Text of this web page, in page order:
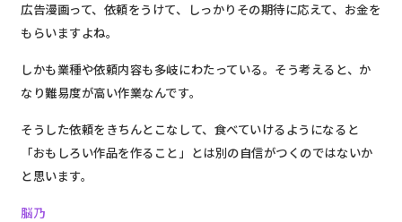
広告漫画って、依頼をうけて、しっかりその期待に応えて、お金を
もらいますよね。
しかも業種や依頼内容も多岐にわたっている。そう考えると、か
なり難易度が高い作業なんです。
そうした依頼をきちんとこなして、食べていけるようになると
「おもしろい作品を作ること」とは別の自信がつくのではないか
と思います。
脳乃